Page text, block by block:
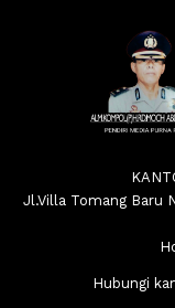
Jl.Villa Tomang Baru
Hubungi